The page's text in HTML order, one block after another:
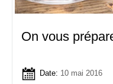
On vous
Date: 10 mai 2016